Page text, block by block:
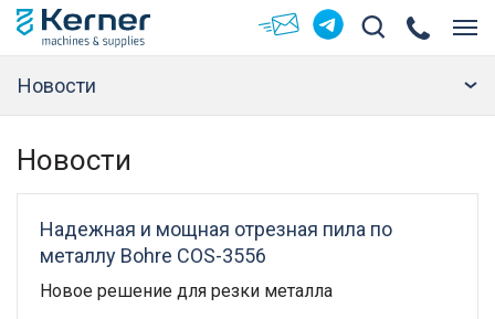
Новости
Новости
Надежная и мощная отрезная пила по
металлу Bohre COS-3556
Новое решение для резки металла